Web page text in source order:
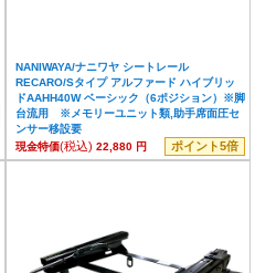
NANIWAYA/ナニワヤ シートレール
RECARO/Sタイプ アルファード ハイブリッ
ドAAHH40W ベーシック（6ポジション）※脚
台流用 ※メモリーユニット類,助手席面圧セ
ンサー移設要
現金特価(税込) 22,880 円 ポイント5倍